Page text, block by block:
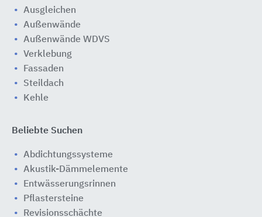
Ausgleichen
Außenwände
Außenwände WDVS
Verklebung
Fassaden
Steildach
Kehle
Beliebte Suchen
Abdichtungssysteme
Akustik-Dämmelemente
Entwässerungsrinnen
Pflastersteine
Revisionsschächte